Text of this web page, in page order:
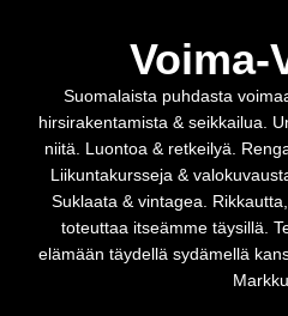
Voima-
Suomalaista puhdasta
hirsirakentamista & seikkailua.
niitä. Luontoa & retkeilyä.
Liikuntakursseja &
Suklaata & vintagea.
toteuttaa itseämme täysillä.
elämään täydellä sydämellä